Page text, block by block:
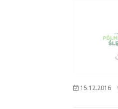
15.12.2016